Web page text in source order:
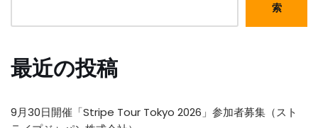
索
最近の投稿
9月30日開催「Stripe Tour Tokyo 2026」参加者募集（スト